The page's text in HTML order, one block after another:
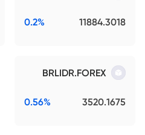
11884.3018
0.2%
BRLIDR.FOREX
3520.1675
0.56%